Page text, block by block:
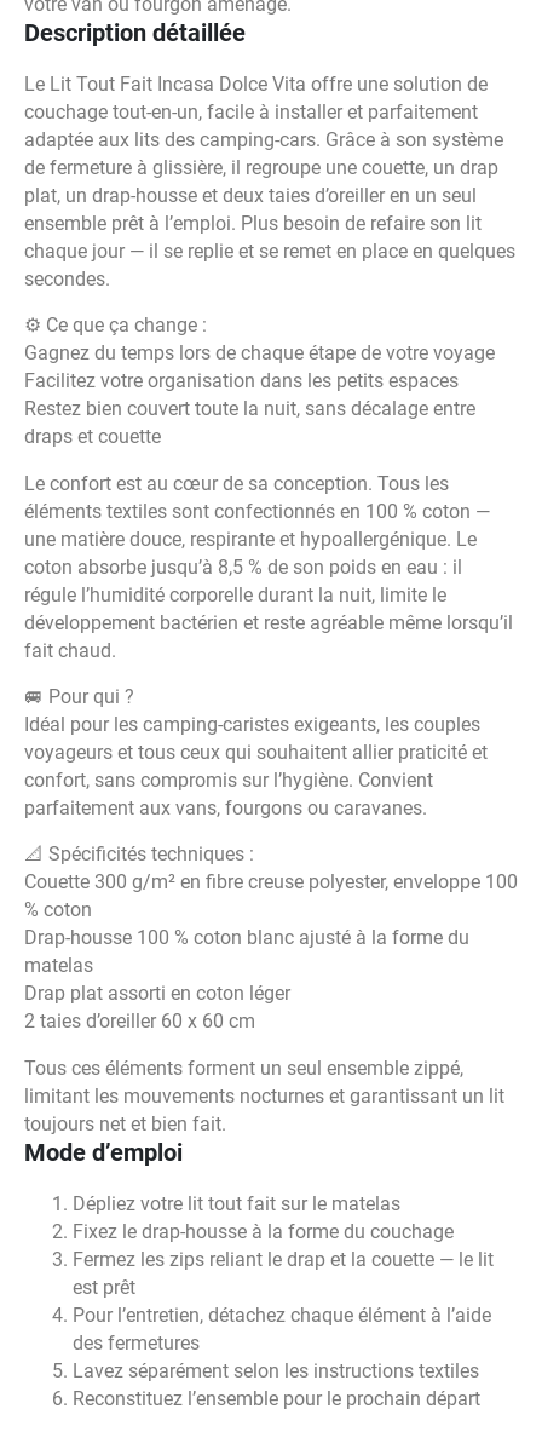
votre van ou fourgon aménagé.
Description détaillée
Le Lit Tout Fait Incasa Dolce Vita offre une solution de
couchage tout-en-un, facile à installer et parfaitement
adaptée aux lits des camping-cars. Grâce à son système
de fermeture à glissière, il regroupe une couette, un drap
plat, un drap-housse et deux taies d’oreiller en un seul
ensemble prêt à l’emploi. Plus besoin de refaire son lit
chaque jour — il se replie et se remet en place en quelques
secondes.
⚙️ Ce que ça change :
Gagnez du temps lors de chaque étape de votre voyage
Facilitez votre organisation dans les petits espaces
Restez bien couvert toute la nuit, sans décalage entre
draps et couette
Le confort est au cœur de sa conception. Tous les
éléments textiles sont confectionnés en 100 % coton —
une matière douce, respirante et hypoallergénique. Le
coton absorbe jusqu’à 8,5 % de son poids en eau : il
régule l’humidité corporelle durant la nuit, limite le
développement bactérien et reste agréable même lorsqu’il
fait chaud.
🚐 Pour qui ?
Idéal pour les camping-caristes exigeants, les couples
voyageurs et tous ceux qui souhaitent allier praticité et
confort, sans compromis sur l’hygiène. Convient
parfaitement aux vans, fourgons ou caravanes.
📐 Spécificités techniques :
Couette 300 g/m² en fibre creuse polyester, enveloppe 100
% coton
Drap-housse 100 % coton blanc ajusté à la forme du
matelas
Drap plat assorti en coton léger
2 taies d’oreiller 60 x 60 cm
Tous ces éléments forment un seul ensemble zippé,
limitant les mouvements nocturnes et garantissant un lit
toujours net et bien fait.
Mode d’emploi
Dépliez votre lit tout fait sur le matelas
Fixez le drap-housse à la forme du couchage
Fermez les zips reliant le drap et la couette — le lit
est prêt
Pour l’entretien, détachez chaque élément à l’aide
des fermetures
Lavez séparément selon les instructions textiles
Reconstituez l’ensemble pour le prochain départ